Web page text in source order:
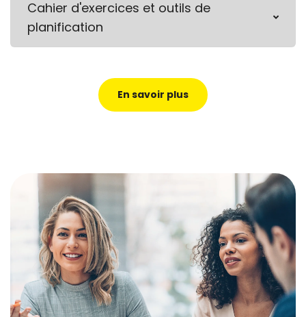
Cahier d'exercices et outils de
planification
En savoir plus